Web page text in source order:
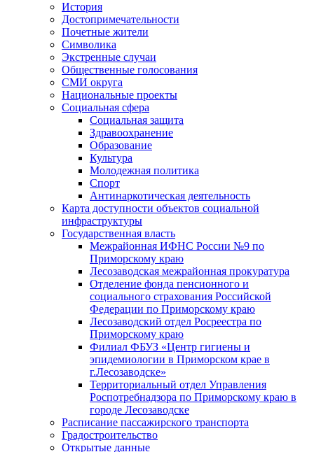
История
Достопримечательности
Почетные жители
Символика
Экстренные случаи
Общественные голосования
СМИ округа
Национальные проекты
Социальная сфера
Социальная защита
Здравоохранение
Образование
Культура
Молодежная политика
Спорт
Антинаркотическая деятельность
Карта доступности объектов социальной
инфраструктуры
Государственная власть
Межрайонная ИФНС России №9 по
Приморскому краю
Лесозаводская межрайонная прокуратура
Отделение фонда пенсионного и
социального страхования Российской
Федерации по Приморскому краю
Лесозаводский отдел Росреестра по
Приморскому краю
Филиал ФБУЗ «Центр гигиены и
эпидемиологии в Приморском крае в
г.Лесозаводске»
Территориальный отдел Управления
Роспотребнадзора по Приморскому краю в
городе Лесозаводске
Расписание пассажирского транспорта
Градостроительство
Открытые данные